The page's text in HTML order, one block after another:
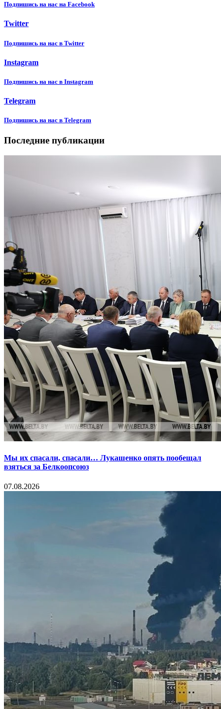
Подпишиcь на нас на Facebook
Twitter
Подпишиcь на нас в Twitter
Instagram
Подпишиcь на нас в Instagram
Telegram
Подпишиcь на нас в Telegram
Последние публикации
Мы их спасали, спасали… Лукашенко опять пообещал
взяться за Белкоопсоюз
07.08.2026